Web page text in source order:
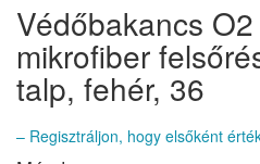
Védőbakancs
mikrofiber
talp, fehér, 36
– Regisztráljon, hogy elsőként